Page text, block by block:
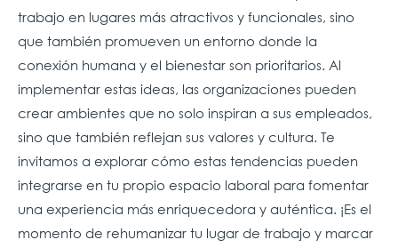
trabajo en lugares más atractivos y funcionales, sino
que también promueven un entorno donde la
conexión humana y el bienestar son prioritarios. Al
implementar estas ideas, las organizaciones pueden
crear ambientes que no solo inspiran a sus empleados,
sino que también reflejan sus valores y cultura. Te
invitamos a explorar cómo estas tendencias pueden
integrarse en tu propio espacio laboral para fomentar
una experiencia más enriquecedora y auténtica. ¡Es el
momento de rehumanizar tu lugar de trabajo y marcar